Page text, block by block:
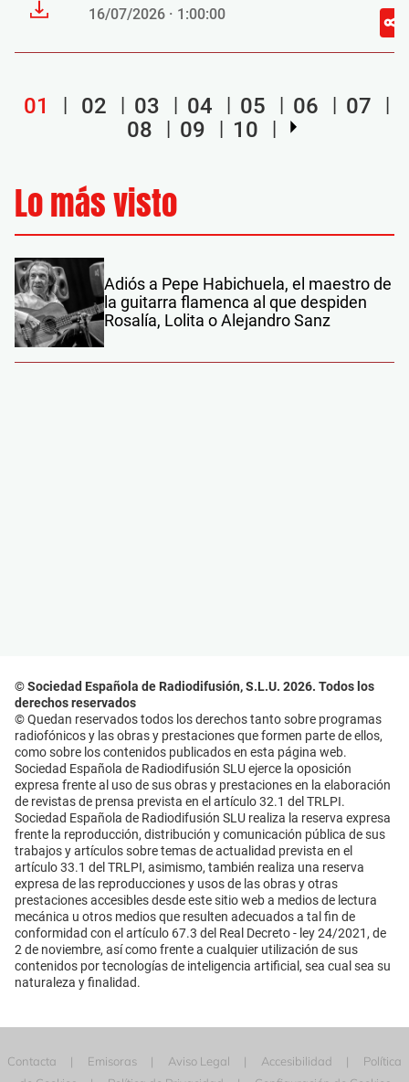
16/07/2026 · 1:00:00
01 02 03 04 05 06
07
08
09 10
Lo más visto
Adiós a Pepe Habichuela, el maestro de
la guitarra flamenca al que despiden
Rosalía, Lolita o Alejandro Sanz
© Sociedad Española de Radiodifusión, S.L.U. 2026. Todos los
derechos reservados
© Quedan reservados todos los derechos tanto sobre programas
radiofónicos y las obras y prestaciones que formen parte de ellos,
como sobre los contenidos publicados en esta página web.
Sociedad Española de Radiodifusión SLU ejerce la oposición
expresa frente al uso de sus obras y prestaciones en la elaboración
de revistas de prensa prevista en el artículo 32.1 del TRLPI.
Sociedad Española de Radiodifusión SLU realiza la reserva expresa
frente la reproducción, distribución y comunicación pública de sus
trabajos y artículos sobre temas de actualidad prevista en el
artículo 33.1 del TRLPI, asimismo, también realiza una reserva
expresa de las reproducciones y usos de las obras y otras
prestaciones accesibles desde este sitio web a medios de lectura
mecánica u otros medios que resulten adecuados a tal fin de
conformidad con el artículo 67.3 del Real Decreto - ley 24/2021, de
2 de noviembre, así como frente a cualquier utilización de sus
contenidos por tecnologías de inteligencia artificial, sea cual sea su
naturaleza y finalidad.
Contacta Emisoras Aviso Legal Accesibilidad
Política